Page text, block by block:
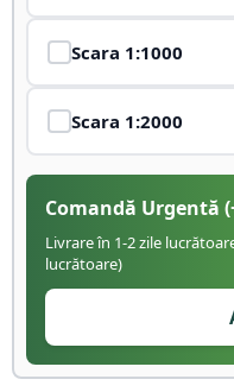
Scara 1:1000
Scara 1:2000
Comandă Urgentă
Livrare în 1-2 zile
lucrătoare)